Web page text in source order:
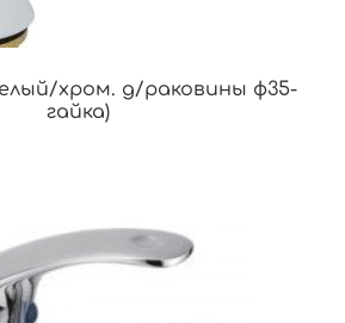
хром. д/раковины ф35-
гайка)